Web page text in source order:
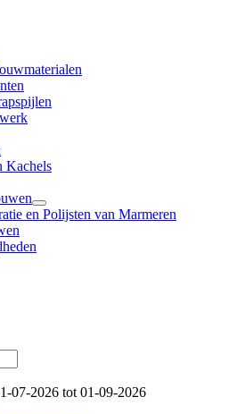
Kachels
en Polijsten van Marmeren
07-2026 tot 01-09-2026